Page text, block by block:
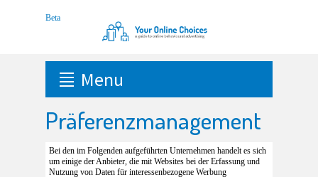
Menu
Präferenzmanagement
Bei den im Folgenden aufgeführten Unternehmen handelt es sich
um einige der Anbieter, die mit Websites bei der Erfassung und
Nutzung von Daten für interessenbezogene Werbung